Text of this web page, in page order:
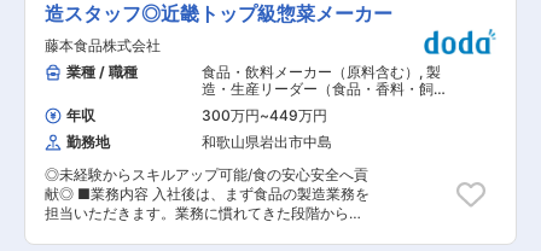
ーバルでの事業拡大を想定しており、国内に留ま
らない成長の機会もございます。 変更の範囲：会
社の定める業務
教育制度が充実しています。入社後はOJTで先輩
が厨房などの点検を行う際に同行し、そこから業
務の流れを覚えていただきます。その後、徐々に
業務をお任せしていきます。先輩社員が都度フォ
ローをするので安心して業務を学んでいただける
環境です。 変更の範囲：会社の定める業務
マネジメント） ・HACCPに基づく衛生管理の維
持、運用 ・工場監査（自社、他社） ・従業員へ
の衛生教育 ■将来のキャリアパス： ・食品微生
物検査技士の資格取得をサポートしていきます。
・品質保証部門の専門職としてキャリアを積んで
いただけます。 ※年1回の昇格試験と、年2回の目
標面談があり、適正な評価によってきちんと賞与
や昇給・昇格に連動し、収入面にしっかり反映さ
れます。 ■当ポジションの特徴： ＜まだまだ成
長過程の自社工場＞ かつての自社工場はキッチン
オリジン・れんげ食堂Toshuといった自社店舗用
製品の製造が中心でしたが、現在はイオングルー
プ各社への製品供給をスタートさせ、外販事業と
造スタッフ◎近畿トップ級惣菜メーカー
藤本食品株式会社
業種 / 職種
食品・飲料メーカー（原料含む） , 製
造・生産リーダー（食品・香料・飼
料） 製造・生産オペレーター（食品・
香料・飼料）
年収 300万円~449万円
勤務地
和歌山県岩出市中島
◎未経験からスキルアップ可能/食の安心安全へ貢
献◎ ■業務内容 入社後は、まず食品の製造業務を
担当いただきます。業務に慣れてきた段階から、